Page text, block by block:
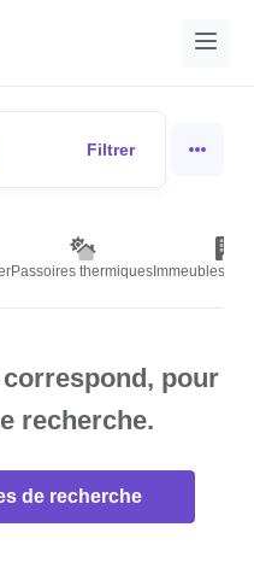
Filtrer
Passoires thermiques Immeubles de
pour
recherche.
de recherche